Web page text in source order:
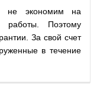
не экономим на
работы. Поэтому
За свой счет
в течение